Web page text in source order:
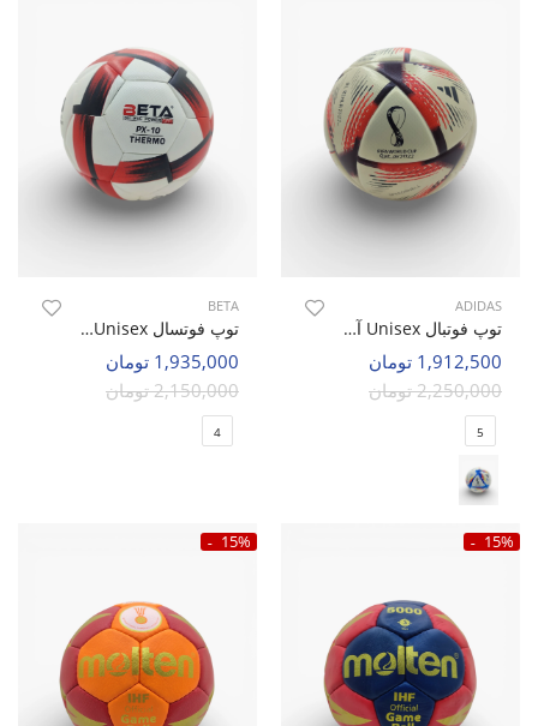
ADIDAS
توپ فوتبال Unisex آدیداس Adidas Qatar 2022 U
1,912,500 تومان
2,250,000 تومان
5
BETA
توپ فوتسال Unisex بتا Beta Power Beta U
1,935,000 تومان
2,150,000 تومان
4
15%
15%